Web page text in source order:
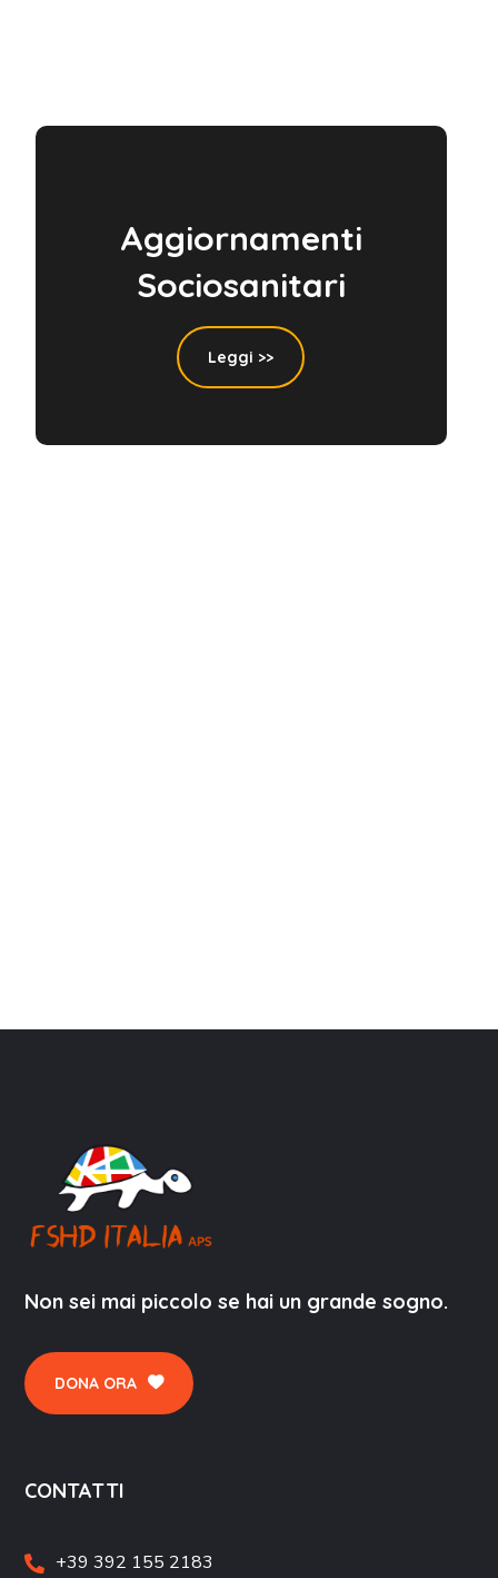
Aggiornamenti
Sociosanitari
Leggi >>
Non sei mai piccolo se hai un grande sogno.
DONA ORA
CONTATTI
+39 392 155 2183